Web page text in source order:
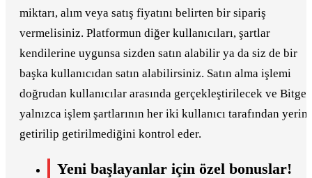
miktarı, alım veya satış fiyatını belirten bir sipariş
vermelisiniz. Platformun diğer kullanıcıları, şartlar
kendilerine uygunsa sizden satın alabilir ya da siz de bir
başka kullanıcıdan satın alabilirsiniz. Satın alma işlemi
doğrudan kullanıcılar arasında gerçekleştirilecek ve Bitget
yalnızca işlem şartlarının her iki kullanıcı tarafından
getirilip getirilmediğini kontrol eder.
Yeni başlayanlar için özel bonuslar!